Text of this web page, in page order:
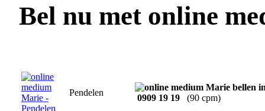
Bel nu met online
Pendelen
0909 19 19 (90 cpm)